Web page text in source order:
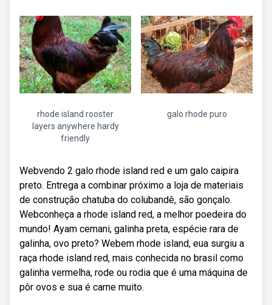
rhode island rooster
layers anywhere hardy
friendly
galo rhode puro
Webvendo 2 galo rhode island red e um galo caipira
preto. Entrega a combinar próximo a loja de materiais
de construção chatuba do colubandê, são gonçalo.
Webconheça a rhode island red, a melhor poedeira do
mundo! Ayam cemani, galinha preta, espécie rara de
galinha, ovo preto? Webem rhode island, eua surgiu a
raça rhode island red, mais conhecida no brasil como
galinha vermelha, rode ou rodia que é uma máquina de
pôr ovos e sua é carne muito.